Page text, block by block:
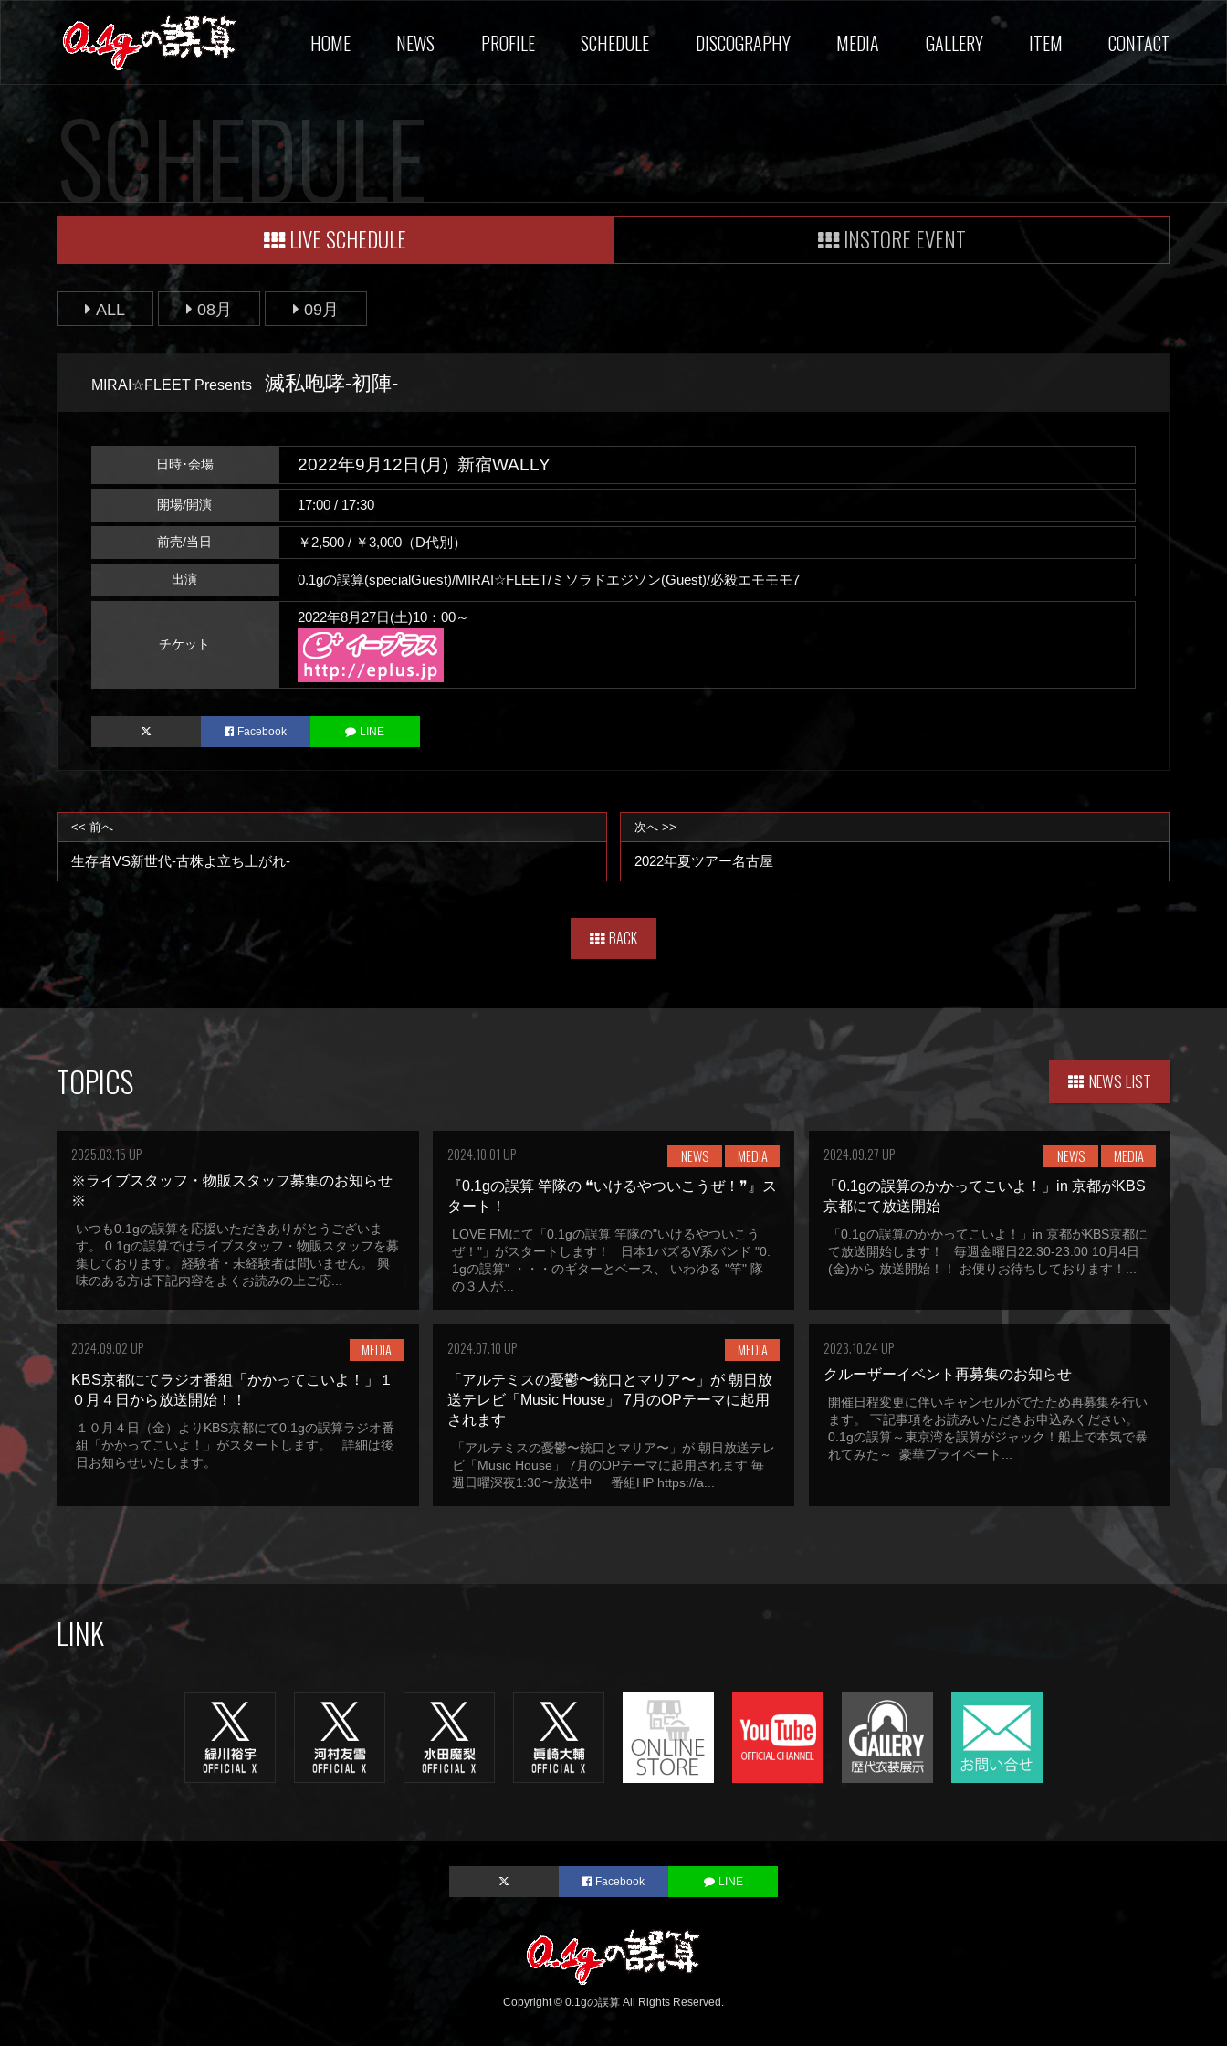
HOME NEWS PROFILE SCHEDULE DISCOGRAPHY MEDIA GALLERY ITEM CONTACT
SCHEDULE
LIVE SCHEDULE INSTORE EVENT
ALL 08月 09月
MIRAI☆FLEET Presents 滅私咆哮-初陣-
日時･会場 2022年9月12日(月) 新宿WALLY
開場/開演 17:00 / 17:30
前売/当日 ￥2,500 / ￥3,000（D代別）
出演 0.1gの誤算(specialGuest)/MIRAI☆FLEET/ミソラドエジソン(Guest)/必殺エモモモ7
チケット
2022年8月27日(土)10：00～
Facebook LINE
<< 前へ
生存者VS新世代-古株よ立ち上がれ-
次へ >>
2022年夏ツアー名古屋
BACK
TOPICS NEWS LIST
2025.03.15 UP
※ライブスタッフ・物販スタッフ募集のお知らせ
※
いつも0.1gの誤算を応援いただきありがとうございま
す。 0.1gの誤算ではライブスタッフ・物販スタッフを募
集しております。 経験者・未経験者は問いません。 興
味のある方は下記内容をよくお読みの上ご応...
2024.10.01 UP NEWS MEDIA
『0.1gの誤算 竿隊の ❝いけるやついこうぜ！❞』ス
タート！
LOVE FMにて「0.1gの誤算 竿隊の"いけるやついこう
ぜ！"」がスタートします！ 日本1バズるV系バンド "0.
1gの誤算" ・・・のギターとベース、 いわゆる "竿" 隊
の３人が...
2024.09.27 UP NEWS MEDIA
「0.1gの誤算のかかってこいよ！」in 京都がKBS
京都にて放送開始
「0.1gの誤算のかかってこいよ！」in 京都がKBS京都に
て放送開始します！ 毎週金曜日22:30-23:00 10月4日
(金)から 放送開始！！ お便りお待ちしております！...
2024.09.02 UP MEDIA
KBS京都にてラジオ番組「かかってこいよ！」１
０月４日から放送開始！！
１０月４日（金）よりKBS京都にて0.1gの誤算ラジオ番
組「かかってこいよ！」がスタートします。 詳細は後
日お知らせいたします。
2024.07.10 UP MEDIA
「アルテミスの憂鬱〜銃口とマリア〜」が 朝日放
送テレビ「Music House」 7月のOPテーマに起用
されます
「アルテミスの憂鬱〜銃口とマリア〜」が 朝日放送テレ
ビ「Music House」 7月のOPテーマに起用されます 毎
週日曜深夜1:30〜放送中 番組HP https://a...
2023.10.24 UP
クルーザーイベント再募集のお知らせ
開催日程変更に伴いキャンセルがでたため再募集を行い
ます。 下記事項をお読みいただきお申込みください。
0.1gの誤算～東京湾を誤算がジャック！船上で本気で暴
れてみた～ 豪華プライベート...
LINK
Facebook LINE
Copyright © 0.1gの誤算 All Rights Reserved.